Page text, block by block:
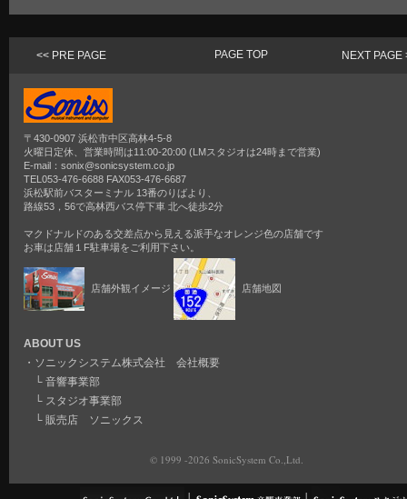
<< PRE PAGE NEXT PAGE
PAGE TOP
〒430-0907 浜松市中区高林4-5-8
火曜日定休、営業時間は11:00-20:00 (LMスタジオは24時まで営業)
E-mail：sonix@sonicsystem.co.jp
TEL053-476-6688 FAX053-476-6687
浜松駅前バスターミナル 13番のりばより、
路線53，56で高林西バス停下車 北へ徒歩2分
マクドナルドのある交差点から見える派手なオレンジ色の店舗です
お車は店舗１F駐車場をご利用下さい。
店舗外観イメージ 店舗地図
ABOUT US
・ ソニックシステム株式会社 会社概要
└ 音響事業部
└ スタジオ事業部
└ 販売店 ソニックス
© 1999 -2026 SonicSystem Co.,Ltd.